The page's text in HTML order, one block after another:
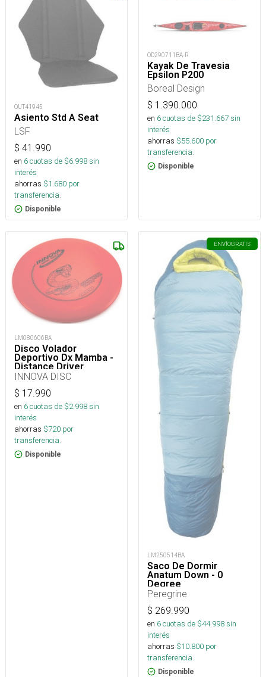
OUT41945
Asiento Std A Seat
LSF
$ 41.990
en 6cuotas de $6.998sin
interés
ahorras $1.680 por
transferencia.
Disponible
OD290711BA-R
Kayak De Travesia
Epsilon P200
Boreal Design
$ 1.390.000
en 6cuotas de $231.667sin
interés
ahorras $55.600 por
transferencia.
Disponible
LM080606BA
Disco Volador
Deportivo Dx Mamba -
Distance Driver
INNOVA DISC
$ 17.990
en 6cuotas de $2.998sin
interés
ahorras $720 por
transferencia.
Disponible
ENVÍOGRATIS
LM250514BA
Saco De Dormir
Anatum Down - 0
Degree
Peregrine
$ 269.990
en 6cuotas de $44.998sin
interés
ahorras $10.800 por
transferencia.
Disponible